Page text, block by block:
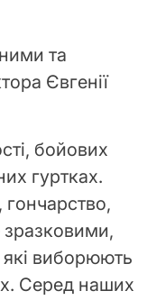
та
Євгенії
бойових
гуртках.
виборюють
Серед наших